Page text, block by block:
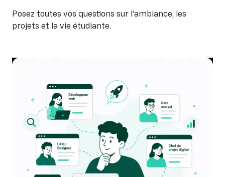
Posez toutes vos questions sur l’ambiance, les
projets et la vie étudiante.